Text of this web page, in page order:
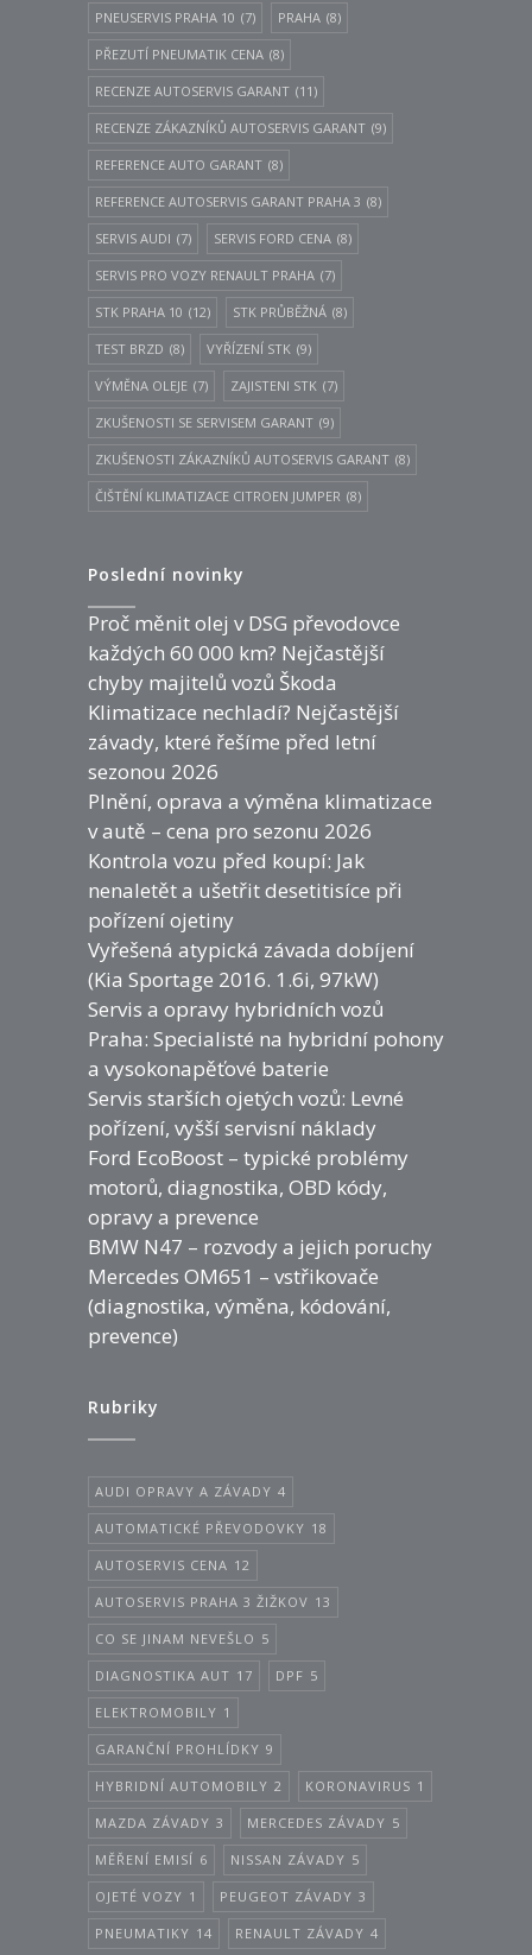
PNEUSERVIS PRAHA 10 (7) PRAHA (8)
PŘEZUTÍ PNEUMATIK CENA (8)
RECENZE AUTOSERVIS GARANT (11)
RECENZE ZÁKAZNÍKŮ AUTOSERVIS GARANT (9)
REFERENCE AUTO GARANT (8)
REFERENCE AUTOSERVIS GARANT PRAHA 3 (8)
SERVIS AUDI (7) SERVIS FORD CENA (8)
SERVIS PRO VOZY RENAULT PRAHA (7)
STK PRAHA 10 (12) STK PRŮBĚŽNÁ (8)
TEST BRZD (8) VYŘÍZENÍ STK (9)
VÝMĚNA OLEJE (7) ZAJISTENI STK (7)
ZKUŠENOSTI SE SERVISEM GARANT (9)
ZKUŠENOSTI ZÁKAZNÍKŮ AUTOSERVIS GARANT (8)
ČIŠTĚNÍ KLIMATIZACE CITROEN JUMPER (8)
Poslední novinky
Proč měnit olej v DSG převodovce
každých 60 000 km? Nejčastější
chyby majitelů vozů Škoda
Klimatizace nechladí? Nejčastější
závady, které řešíme před letní
sezonou 2026
Plnění, oprava a výměna klimatizace
v autě – cena pro sezonu 2026
Kontrola vozu před koupí: Jak
nenaletět a ušetřit desetitisíce při
pořízení ojetiny
Vyřešená atypická závada dobíjení
(Kia Sportage 2016. 1.6i, 97kW)
Servis a opravy hybridních vozů
Praha: Specialisté na hybridní pohony
a vysokonapěťové baterie
Servis starších ojetých vozů: Levné
pořízení, vyšší servisní náklady
Ford EcoBoost – typické problémy
motorů, diagnostika, OBD kódy,
opravy a prevence
BMW N47 – rozvody a jejich poruchy
Mercedes OM651 – vstřikovače
(diagnostika, výměna, kódování,
prevence)
Rubriky
AUDI OPRAVY A ZÁVADY 4
AUTOMATICKÉ PŘEVODOVKY 18
AUTOSERVIS CENA 12
AUTOSERVIS PRAHA 3 ŽIŽKOV 13
CO SE JINAM NEVEŠLO 5
DIAGNOSTIKA AUT 17 DPF 5
ELEKTROMOBILY 1
GARANČNÍ PROHLÍDKY 9
HYBRIDNÍ AUTOMOBILY 2 KORONAVIRUS 1
MAZDA ZÁVADY 3 MERCEDES ZÁVADY 5
MĚŘENÍ EMISÍ 6 NISSAN ZÁVADY 5
OJETÉ VOZY 1 PEUGEOT ZÁVADY 3
PNEUMATIKY 14 RENAULT ZÁVADY 4